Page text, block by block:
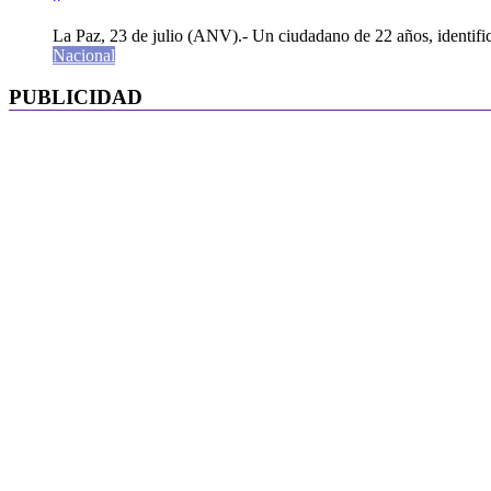
La Paz, 23 de julio (ANV).- Un ciudadano de 22 años,
Nacional
PUBLICIDAD